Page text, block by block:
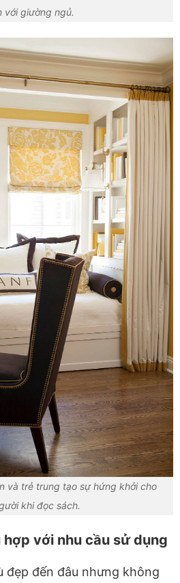
với giường ngủ.
và trẻ trung tạo sự hứng khởi cho
khi đọc sách.
với nhu cầu sử dụng
đẹp đến đâu nhưng không